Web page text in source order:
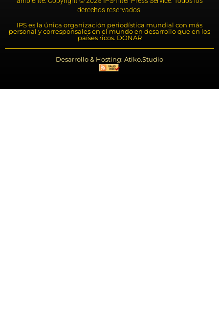
derechos reservados.
IPS es la única organización periodística mundial con más
personal y corresponsales en el mundo en desarrollo que en los
países ricos. DONAR
Desarrollo & Hosting: Atiko.Studio